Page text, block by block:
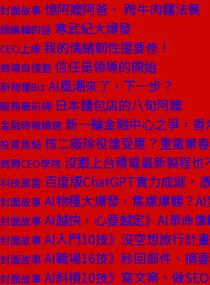
封面故事 憶阿嬤阿爸、 跨牛肉麵法
總編輯的話 寒武紀大爆發
CEO上線 我的情緒韌性還要修！
商場自慢塾 信任是領導的開始
新物種Biz AI風潮來了，下一步？
服務最前線 日本麵包店的八旬阿嬤
金融時報精選 新一輪金融中心之爭，
投資焦點 核二廠除役誰受惠？重電業
商周CEO學院 沒跟上台積電最新製程
科技風雲 百度版ChatGPT實力成謎，
封面故事 AI物種大爆發，焦慮爆棚？
封面故事 AI越快，心要越定》AI革命
封面故事 AI入門10技》沒空想旅行計
封面故事 AI職場16技》秒回郵件、摘
封面故事 AI斜槓10技》寫文案、做